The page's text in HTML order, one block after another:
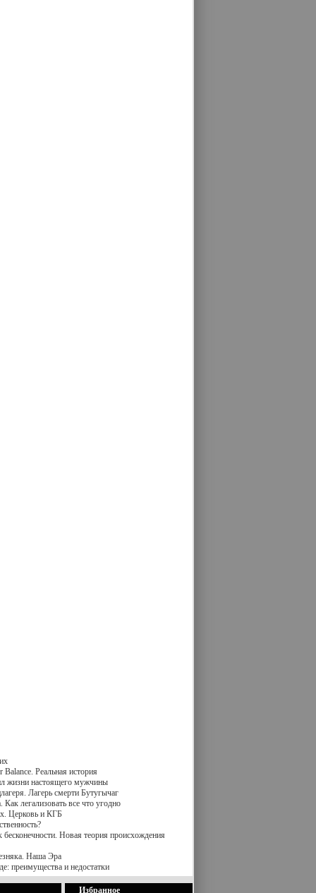
Balance. Реальная история
жизни настоящего мужчины
Лагерь смерти Бутугычаг
легализовать все что угодно
Церковь и КГБ
бесконечности. Новая теория происхождения
Наша Эра
преимущества и недостатки
Избранное